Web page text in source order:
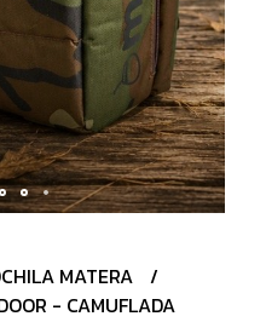
MATERA
- CAMUFLADA